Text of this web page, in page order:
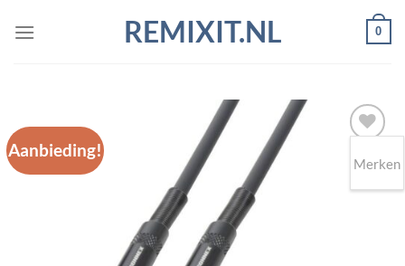
naar
REMIXIT.NL 0
Aanbieding!
Toevoegen
Merken